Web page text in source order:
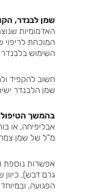
שמן לבנדר,
האדמומיות
המוכחת לריפוי
השימוש בלבנדר
חשוב להקפיד
שמן הלבנדר
בהמשך הטיפול
מ"ל של שמן
גרם דבש),
הפגועה,